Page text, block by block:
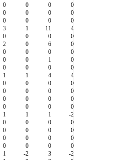
0 0 0
0
0 0 0
0
0 0 0
0
3 1 11
4
0 0 0
0
2 0 6
0
0 0 0
0
0 0 1
0
0 0 0
0
1 1 4
4
0 0 0
0
0 0 0
0
0 0 0
0
0 0 0
0
1 1 1
-2
0 0 0
0
0 0 0
0
0 0 0
0
0 0 0
0
1 -2 3
-2